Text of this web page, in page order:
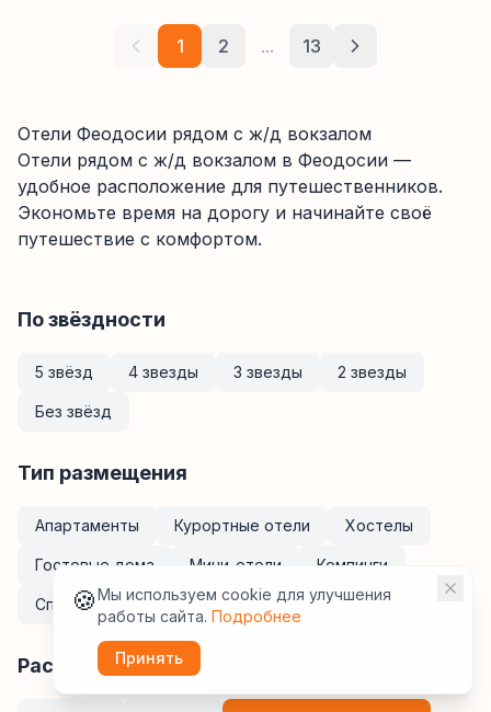
1 2 ... 13
Отели Феодосии рядом с ж/д вокзалом
Отели рядом с ж/д вокзалом в Феодосии —
удобное расположение для путешественников.
Экономьте время на дорогу и начинайте своё
путешествие с комфортом.
По звёздности
5 звёзд 4 звезды 3 звезды 2 звезды
Без звёзд
Тип размещения
Апартаменты Курортные отели Хостелы
Гостевые дома Мини-отели Кемпинги
Спа-отели Санатории Отели
Расположение
🍪Мы используем cookie для улучшения
работы сайта. Подробнее
Принять